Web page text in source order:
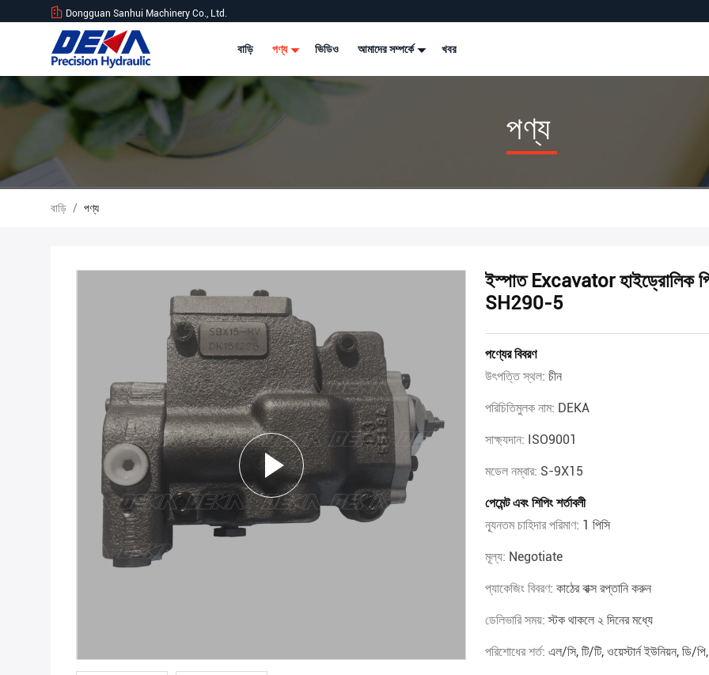
Dongguan Sanhui Machinery Co., Ltd.
বাড়ি পণ্য ভিডিও আমাদের সম্পর্কে খবর
পণ্য
বাড়ি / পণ্য
ইস্পাত Excavator হাইড্রোলিক
SH290-5
পণ্যের বিবরণ
উৎপত্তি স্থল: চীন
পরিচিতিমুলক নাম: DEKA
সাক্ষ্যদান: ISO9001
মডেল নম্বার: S-9X15
পেমেন্ট এবং শিপিং শর্তাবলী
ন্যূনতম চাহিদার পরিমাণ: 1 পিসি
মূল্য: Negotiate
প্যাকেজিং বিবরণ: কাঠের বাক্স রপ্তানি করুন
ডেলিভারি সময়:স্টক থাকলে ২ দিনের মধ্যে
পরিশোধের শর্ত: এল/সি, টি/টি, ওয়েস্টার্ন ইউনিয়ন, ডি/